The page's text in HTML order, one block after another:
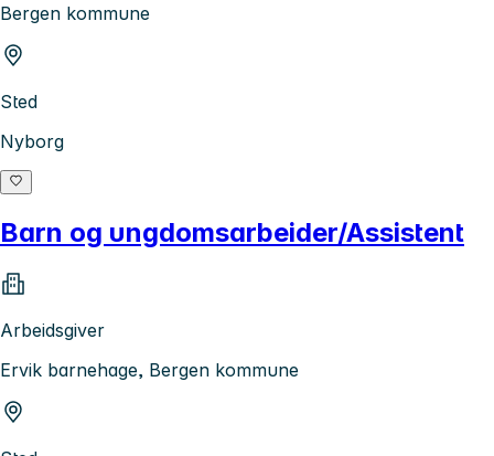
Bergen kommune
Sted
Nyborg
Barn og ungdomsarbeider/Assistent
Arbeidsgiver
Ervik barnehage, Bergen kommune